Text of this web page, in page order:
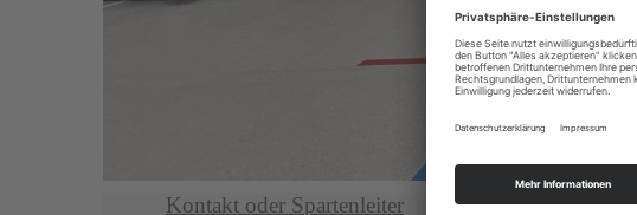
Kontakt oder Spartenleiter